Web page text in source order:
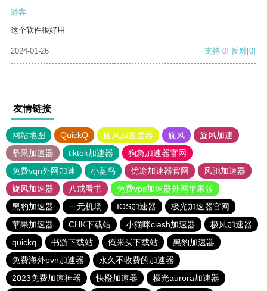
游客
这个软件很好用
2024-01-26 支持[0] 反对[0]
友情链接
网站地图 QuickQ 旋风加速度器 旋风
旋风加速
坚果加速器
tiktok加速器
狗急加速器官网
免费vqn外网加速
小蓝鸟 优途加速器官网
风驰加速器
旋风加速器
八戒看书
免费vps加速器外网苹果版
黑豹加速器
一元机场 IOS加速器
极光加速器官网
苹果加速器
CHK下载站 小猫咪ciash加速器
极风加速器
quickq
书游下载站 俺来买下载站
黑豹加速器
免费海外pvn加速器
永久不收费的加速器
2023免费加速神器
快橙加速器 极光aurora加速器